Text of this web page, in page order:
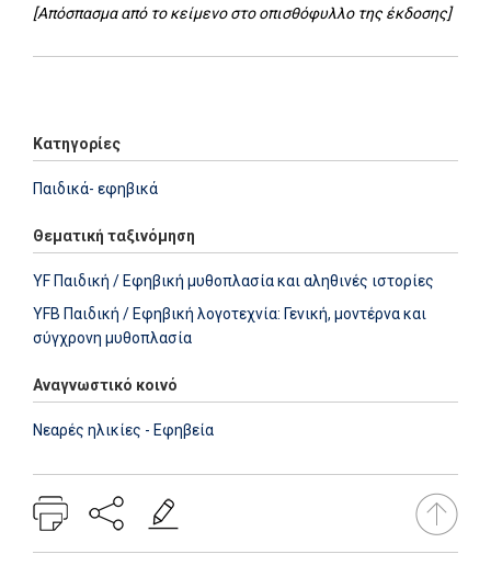
[Απόσπασμα από το κείμενο στο οπισθόφυλλο της έκδοσης]
Κατηγορίες
Παιδικά- εφηβικά
Θεματική ταξινόμηση
YF Παιδική / Εφηβική μυθοπλασία και αληθινές ιστορίες
YFB Παιδική / Εφηβική λογοτεχνία: Γενική, μοντέρνα και
σύγχρονη μυθοπλασία
Αναγνωστικό κοινό
Νεαρές ηλικίες - Εφηβεία